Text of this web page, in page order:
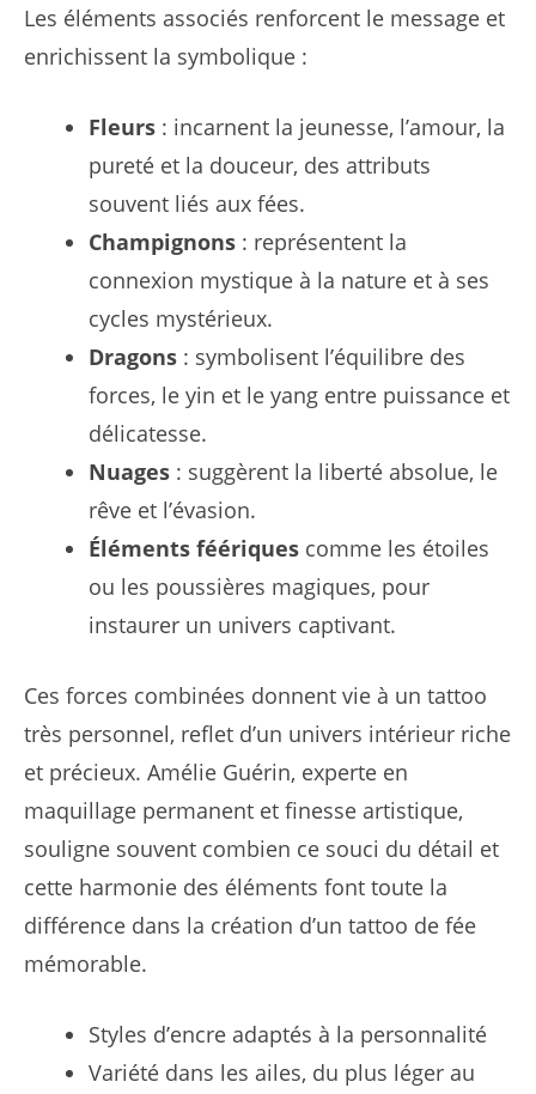
Les éléments associés renforcent le message et
enrichissent la symbolique :
Fleurs : incarnent la jeunesse, l’amour, la
pureté et la douceur, des attributs
souvent liés aux fées.
Champignons : représentent la
connexion mystique à la nature et à ses
cycles mystérieux.
Dragons : symbolisent l’équilibre des
forces, le yin et le yang entre puissance et
délicatesse.
Nuages : suggèrent la liberté absolue, le
rêve et l’évasion.
Éléments féériques comme les étoiles
ou les poussières magiques, pour
instaurer un univers captivant.
Ces forces combinées donnent vie à un tattoo
très personnel, reflet d’un univers intérieur riche
et précieux. Amélie Guérin, experte en
maquillage permanent et finesse artistique,
souligne souvent combien ce souci du détail et
cette harmonie des éléments font toute la
différence dans la création d’un tattoo de fée
mémorable.
Styles d’encre adaptés à la personnalité
Variété dans les ailes, du plus léger au